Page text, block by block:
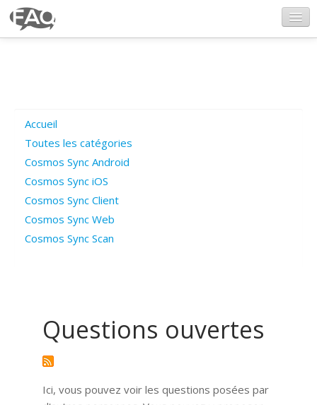
Poser une question
Questions ouvertes
Connexion
Accueil
Toutes les catégories
Cosmos Sync Android
Cosmos Sync iOS
Cosmos Sync Client
Cosmos Sync Web
Cosmos Sync Scan
Questions ouvertes
Ici, vous pouvez voir les questions posées par